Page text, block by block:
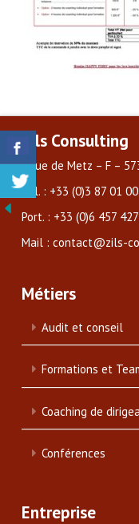
Zils Consulting
3 rue de Metz – F –
Tél. : +33 (0)3 87 01
Port. : +33 (0)6 457
Mail : contact@zils-
Métiers
Audit et conseil
Formations et
Coaching de
Conférences
Entreprise